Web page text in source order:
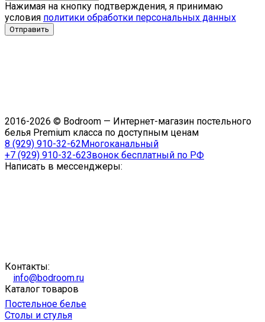
Нажимая на кнопку подтверждения, я принимаю
условия политики обработки персональных данных
2016-2026 © Bodroom — Интернет-магазин постельного
белья Premium класса по доступным ценам
8 (929) 910-32-62 Многоканальный
+7 (929) 910-32-62Звонок бесплатный по РФ
Написать в мессенджеры:
Контакты:
info@bodroom.ru
Каталог товаров
Постельное белье
Столы и стулья